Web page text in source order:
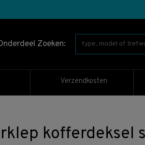
Zoeken:
Verzendkosten
kofferdeksel